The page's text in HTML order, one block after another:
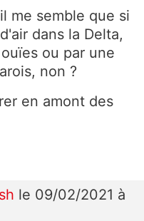
me semble que si
dans la Delta,
ou par une
non ?
en amont des
le 09/02/2021 à